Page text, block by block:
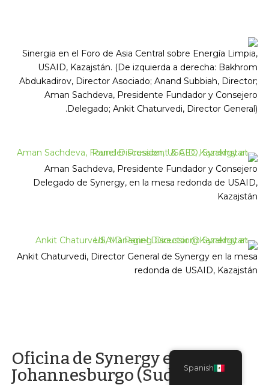
Sinergia en el Foro de Asia Central sobre Energía Limpia,
USAID, Kazajstán. (De izquierda a derecha: Bakhrom
Abdukadirov, Director Asociado; Anand Subbiah, Director;
Aman Sachdeva, Presidente Fundador y Consejero
Delegado; Ankit Chaturvedi, Director General).
Aman Sachdeva, Presidente Fundador y Consejero
Delegado de Synergy, en la mesa redonda de USAID,
Kazajstán
Ankit Chaturvedi, Director General de Synergy en la mesa
redonda de USAID, Kazajstán
Oficina de Synergy en
Johannesburgo (Sudáfrica)
Spanish